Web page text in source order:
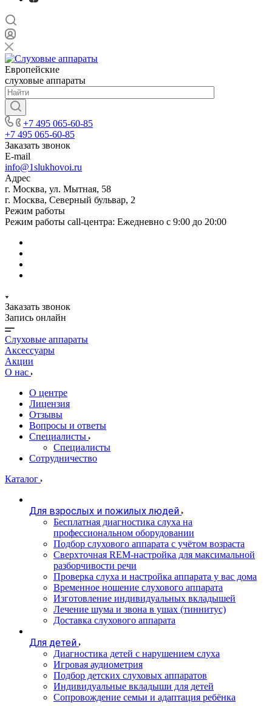
Европейские
слуховые аппараты
+7 495 065-60-85
+7 495 065-60-85
Заказать звонок
E-mail
info@1slukhovoi.ru
Адрес
г. Москва, ул. Мытная, 58
г. Москва, Северный бульвар, 2
Режим работы
Режим работы call-центра: Ежедневно с 9:00 до 20:00
Заказать звонок
Запись онлайн
Слуховые аппараты
Аксессуары
Акции
О нас
О центре
Лицензия
Отзывы
Вопросы и ответы
Специалисты
Специалисты
Сотрудничество
Каталог
Для взрослых и пожилых людей
Бесплатная диагностика слуха на
профессиональном оборудовании
Подбор слухового аппарата с учётом возраста
Сверхточная REM-настройка для максимальной
разборчивости речи
Проверка слуха и настройка аппарата у вас дома
Временное ношение слухового аппарата
Изготовление индивидуальных вкладышей
Лечение шума и звона в ушах (тиннитус)
Доставка слухового аппарата
Для детей
Диагностика детей с нарушением слуха
Игровая аудиометрия
Подбор детских слуховых аппаратов
Индивидуальные вкладыши для детей
Сопровождение семьи и адаптация ребёнка